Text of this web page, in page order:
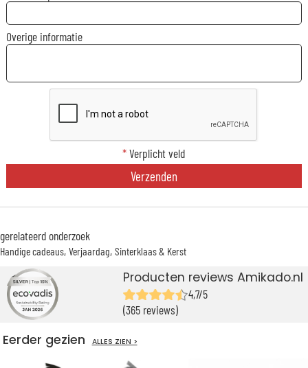
Overige informatie
*Verplicht veld
Verzenden
gerelateerd onderzoek
Handige cadeaus Verjaardag Sinterklaas & Kerst
Producten reviews Amikado.nl
4,7/5
(365 reviews)
Eerder gezien ALLES ZIEN >